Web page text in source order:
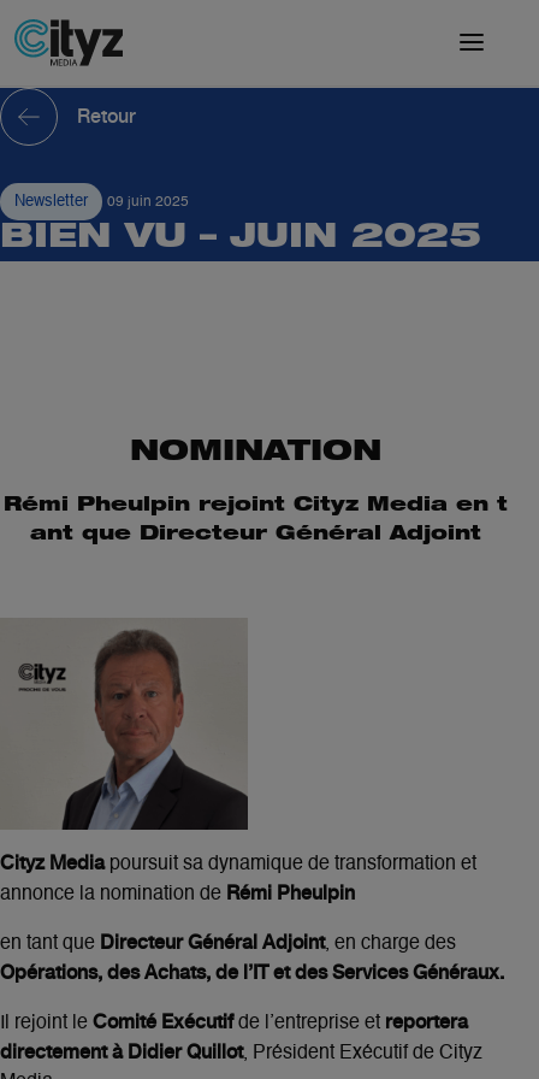
Retour
Newsletter 09 juin 2025
BIEN VU – JUIN 2025
NOMINATION
Rémi Pheulpin rejoint Cityz Media en t
ant que Directeur Général Adjoint
Cityz Mediapoursuit sa dynamique de transformation et
annonce la nomination de Rémi Pheulpin
en tant que Directeur Général Adjoint, en charge des
Opérations, des Achats, de l’IT et desServices Généraux.
Il rejoint le Comité Exécutifde l’entreprise et reportera
directement à Didier Quillot, Président Exécutif de Cityz